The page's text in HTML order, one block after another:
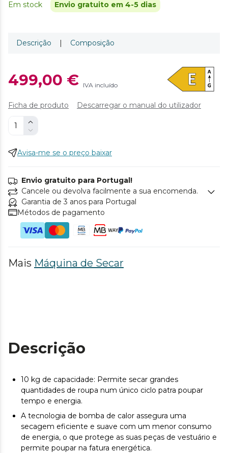
Em stock Envio gratuito em 4-5 dias
Descrição | Composição
499,00 € IVA incluído
Ficha de produto Descarregar o manual do utilizador
Avisa-me se o preço baixar
Envio gratuito para Portugal!
Cancele ou devolva facilmente a sua encomenda.
Garantia de 3 anos para Portugal
Métodos de pagamento
Mais Máquina de Secar
Descrição
10 kg de capacidade: Permite secar grandes
quantidades de roupa num único ciclo patra poupar
tempo e energia.
A tecnologia de bomba de calor assegura uma
secagem eficiente e suave com um menor consumo
de energia, o que protege as suas peças de vestuário e
permite poupar na fatura energética.